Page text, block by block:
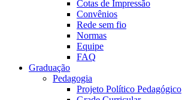
Cotas de Impressão
Convênios
Rede sem fio
Normas
Equipe
FAQ
Graduação
Pedagogia
Projeto Político Pedagógico